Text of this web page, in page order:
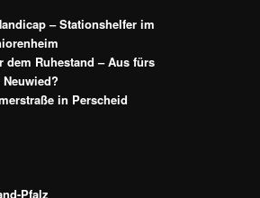
– Stationshelfer im
dem Ruhestand – Aus fürs
in Perscheid
Pfalz